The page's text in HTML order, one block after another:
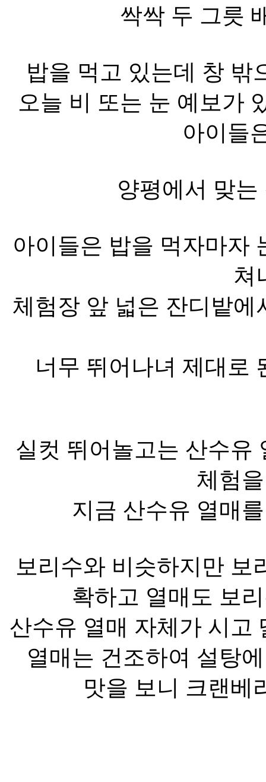
싹싹 두 그릇
밥을 먹고 있는데 창 밖
오늘 비 또는 눈 예보가
아이들
양평에서 맞
아이들은 밥을 먹자마자
쳐
체험장 앞 넓은 잔디밭
너무 뛰어나녀 제대로
실컷 뛰어놀고는 산수유
체험
지금 산수유 열매
보리수와 비슷하지만 보
확하고 열매도 보
산수유 열매 자체가 시고
열매는 건조하여 설탕
맛을 보니 크랜베